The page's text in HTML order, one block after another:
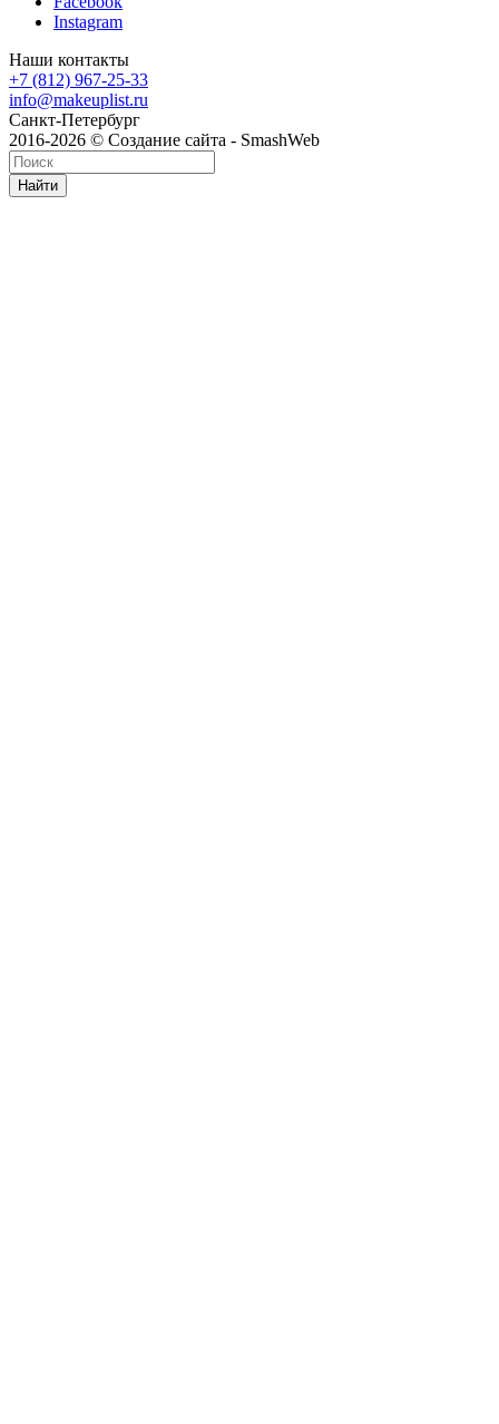
Instagram
Наши контакты
+7 (812) 967-25-33
info@makeuplist.ru
Санкт-Петербург
2016-2026 © Создание сайта - SmashWeb
Найти